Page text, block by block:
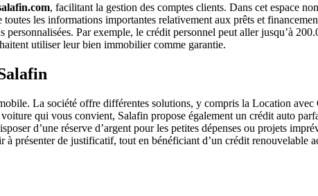
, facilitant la gestion des comptes clients. Dans cet espace
les informations importantes relativement aux prêts et
Par exemple, le crédit personnel peut aller jusqu’à
utiliser leur bien immobilier comme garantie.
La société offre différentes solutions, y compris la Location
qui vous convient, Salafin propose également un crédit auto
d’une réserve d’argent pour les petites dépenses ou projets
présenter de justificatif, tout en bénéficiant d’un crédit renouvelable